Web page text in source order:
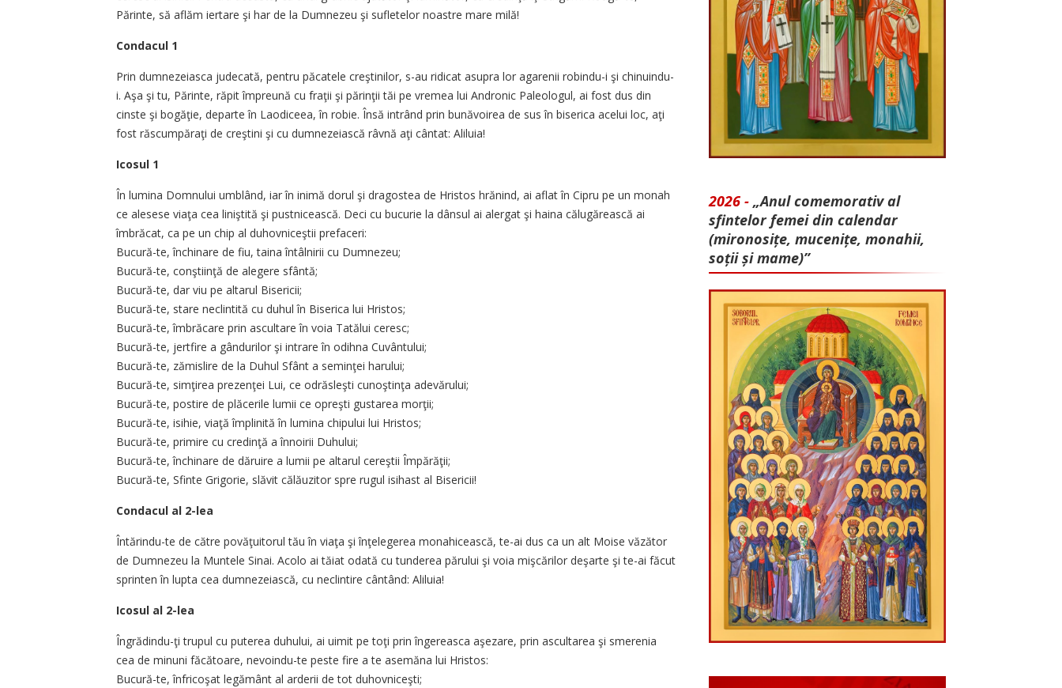
Părinte, să aflăm iertare şi har de la Dumnezeu şi sufletelor noastre mare milă!
Condacul 1
Prin dumnezeiasca judecată, pentru păcatele creştinilor, s-au ridicat asupra lor agarenii robindu-i şi chinuindu-
i. Aşa şi tu, Părinte, răpit împreună cu fraţii şi părinţii tăi pe vremea lui Andronic Paleologul, ai fost dus din
cinste şi bogăţie, departe în Laodiceea, în robie. Însă intrând prin bunăvoirea de sus în biserica acelui loc, aţi
fost răscumpăraţi de creştini şi cu dumnezeiască râvnă aţi cântat: Aliluia!
Icosul 1
În lumina Domnului umblând, iar în inimă dorul şi dragostea de Hristos hrănind, ai aflat în Cipru pe un monah
ce alesese viaţa cea liniştită şi pustnicească. Deci cu bucurie la dânsul ai alergat şi haina călugărească ai
îmbrăcat, ca pe un chip al duhovniceştii prefaceri:
Bucură-te, închinare de fiu, taina întâlnirii cu Dumnezeu;
Bucură-te, conştiinţă de alegere sfântă;
Bucură-te, dar viu pe altarul Bisericii;
Bucură-te, stare neclintită cu duhul în Biserica lui Hristos;
Bucură-te, îmbrăcare prin ascultare în voia Tatălui ceresc;
Bucură-te, jertfire a gândurilor şi intrare în odihna Cuvântului;
Bucură-te, zămislire de la Duhul Sfânt a seminţei harului;
Bucură-te, simţirea prezenţei Lui, ce odrăsleşti cunoştinţa adevărului;
Bucură-te, postire de plăcerile lumii ce opreşti gustarea morţii;
Bucură-te, isihie, viaţă împlinită în lumina chipului lui Hristos;
Bucură-te, primire cu credinţă a înnoirii Duhului;
Bucură-te, închinare de dăruire a lumii pe altarul cereştii Împărăţii;
Bucură-te, Sfinte Grigorie, slăvit călăuzitor spre rugul isihast al Bisericii!
Condacul al 2-lea
Întărindu-te de către povăţuitorul tău în viaţa şi înţelegerea monahicească, te-ai dus ca un alt Moise văzător
de Dumnezeu la Muntele Sinai. Acolo ai tăiat odată cu tunderea părului şi voia mişcărilor deşarte şi te-ai făcut
sprinten în lupta cea dumnezeiască, cu neclintire cântând: Aliluia!
Icosul al 2-lea
Îngrădindu-ţi trupul cu puterea duhului, ai uimit pe toţi prin îngereasca aşezare, prin ascultarea şi smerenia
cea de minuni făcătoare, nevoindu-te peste fire a te asemăna lui Hristos:
Bucură-te, înfricoşat legământ al arderii de tot duhovniceşti;
2026 - „Anul comemorativ al
sfintelor femei din calendar
(mironosițe, mu­cenițe, monahii,
soții și mame)”